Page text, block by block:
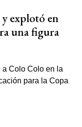
explotó en
una figura